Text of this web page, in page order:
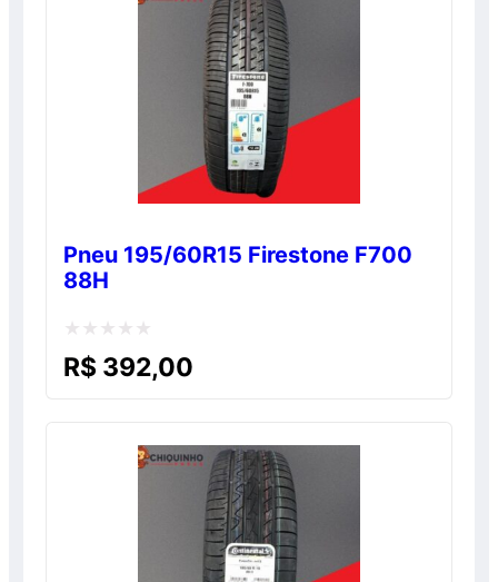
Pneu 195/60R15 Firestone F700
88H
Avaliação
R$ 392,00